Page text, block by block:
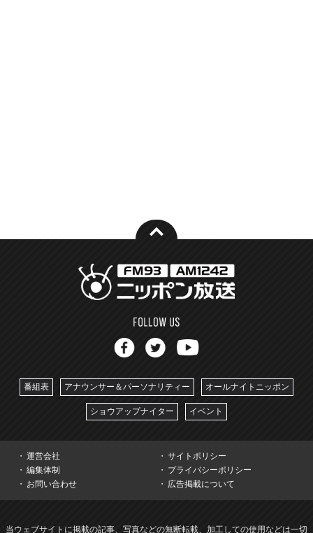
番組表 アナウンサー＆パーソナリティー オールナイトニッポン
ショウアップナイター イベント
運営会社
サイトポリシー
編集体制
プライバシーポリシー
お問い合わせ
広告掲載について
当ウェブサイトに掲載の記事、写真などの無断転載、加工しての使用などは一切